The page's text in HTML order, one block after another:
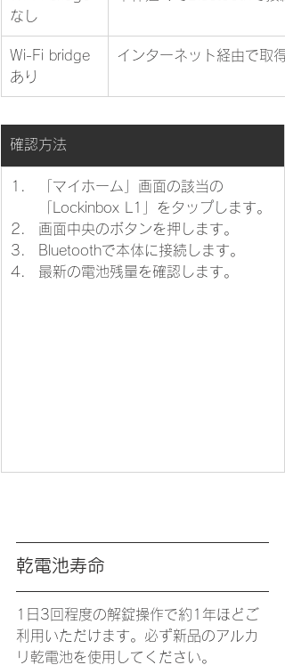
なし
Wi-Fi bridge
あり
インターネット経由で取得
​確認方法
​「マイホーム」画面の該当の
「Lockinbox L1」をタップします。
画面中央のボタンを押します。
Bluetoothで本体に接続します。
最新の電池残量を確認します。
乾電池寿命
1日3回程度の解錠操作で約1年ほどご
利用いただけます。必ず新品のアルカ
リ乾電池を使用してください。